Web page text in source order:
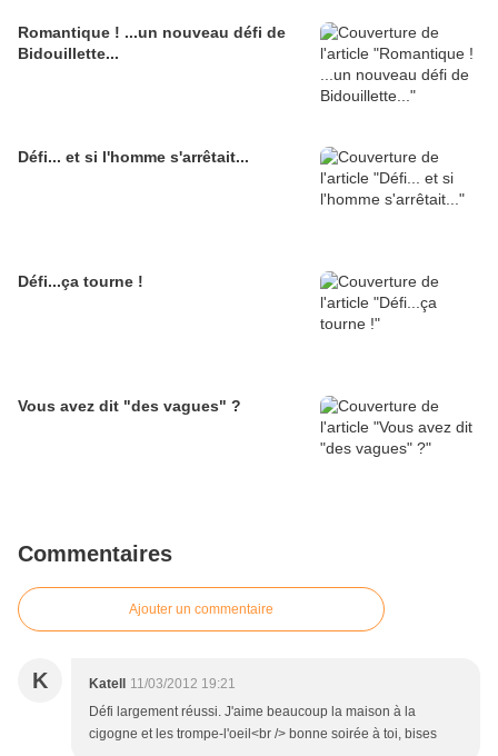
Romantique ! ...un nouveau défi de
Bidouillette...
Défi... et si l'homme s'arrêtait...
Défi...ça tourne !
Vous avez dit "des vagues" ?
Commentaires
Ajouter un commentaire
K Katell
11/03/2012 19:21
Défi largement réussi. J'aime beaucoup la maison à la
cigogne et les trompe-l'oeil<br /> bonne soirée à toi, bises